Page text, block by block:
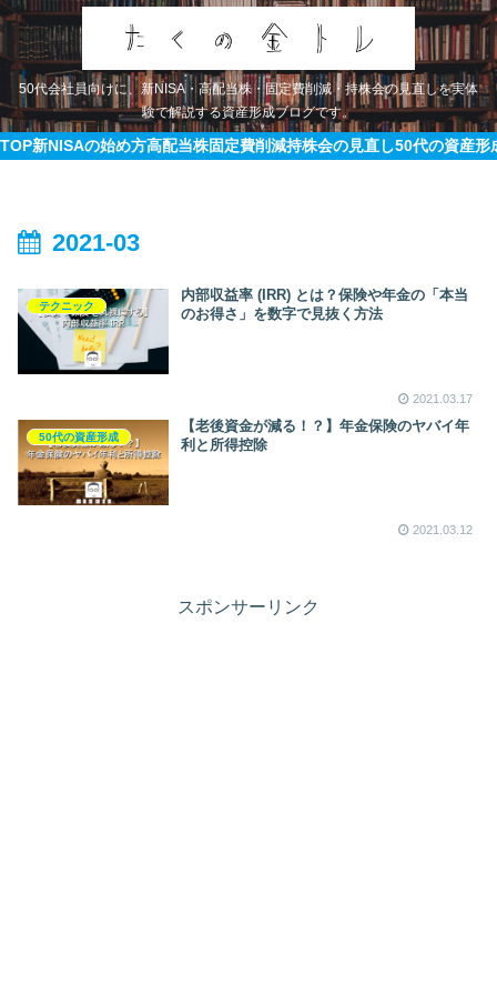
50代会社員向けに、新NISA・高配当株・固定費削減・持株会の見直しを実体
験で解説する資産形成ブログです。
TOP新NISAの始め方高配当株固定費削減持株会の見直し50代の資産形
2021-03
テクニック
内部収益率 (IRR) とは？保険や年金の「本当
のお得さ」を数字で見抜く方法
2021.03.17
50代の資産形成
【老後資金が減る！？】年金保険のヤバイ年
利と所得控除
2021.03.12
スポンサーリンク